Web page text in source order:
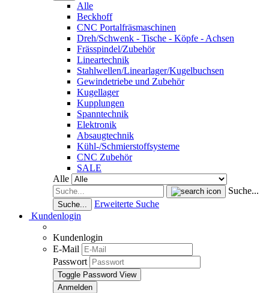
Alle
Beckhoff
CNC Portalfräsmaschinen
Dreh/Schwenk - Tische - Köpfe - Achsen
Frässpindel/Zubehör
Lineartechnik
Stahlwellen/Linearlager/Kugelbuchsen
Gewindetriebe und Zubehör
Kugellager
Kupplungen
Spanntechnik
Elektronik
Absaugtechnik
Kühl-/Schmierstoffsysteme
CNC Zubehör
SALE
Alle
Suche...
Suche...
Erweiterte Suche
Kundenlogin
Kundenlogin
E-Mail
Passwort
Toggle Password View